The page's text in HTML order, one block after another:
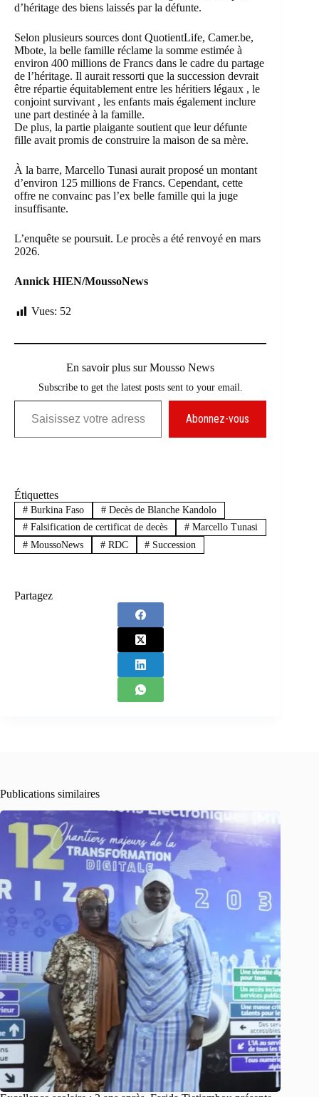
d’héritage des biens laissés par la défunte.
Selon plusieurs sources dont QuotientLife, Camer.be,
Mbote, la belle famille réclame la somme estimée à
environ 400 millions de Francs dans le cadre du partage
de l’héritage. Il aurait ressorti que la succession devrait
être répartie équitablement entre les héritiers légaux , le
conjoint survivant , les enfants mais également inclure
une part destinée à la famille.
De plus, la partie plaigante soutient que leur défunte
fille avait promis de construire la maison de sa mère.
À la barre, Marcello Tunasi aurait proposé un montant
d’environ 125 millions de Francs. Cependant, cette
offre ne convainc pas l’ex belle famille qui la juge
insuffisante.
L’enquête se poursuit. Le procès a été renvoyé en mars
2026.
Annick HIEN/MoussoNews
Vues: 52
En savoir plus sur Mousso News
Subscribe to get the latest posts sent to your email.
Saisissez votre adresse e-mail…
Abonnez-vous
Étiquettes
#Burkina Faso #Decès de Blanche Kandolo
#Falsification de certificat de decès #Marcello Tunasi
#MoussoNews #RDC # Succession
Partagez
Publications similaires